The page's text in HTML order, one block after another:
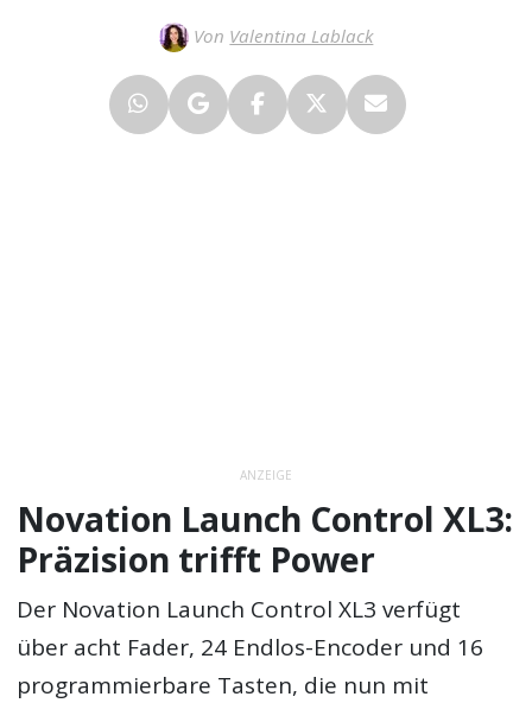
Von Valentina Lablack
ANZEIGE
Novation Launch Control XL3:
Präzision trifft Power
Der Novation Launch Control XL3 verfügt
über acht Fader, 24 Endlos-Encoder und 16
programmierbare Tasten, die nun mit